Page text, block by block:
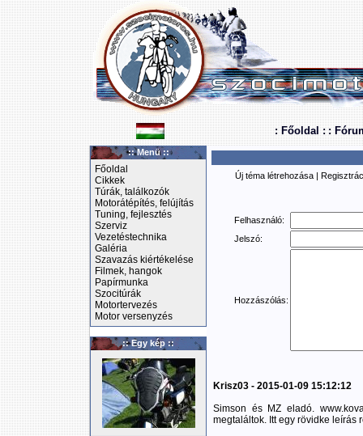
: Főoldal : :
:: Menü ::
Főoldal
Cikkek
Túrák, találkozók
Motorátépítés, felújítás
Tuning, fejlesztés
Szerviz
Vezetéstechnika
Galéria
Szavazás kiértékelése
Filmek, hangok
Papírmunka
Szocitúrák
Motortervezés
Motor versenyzés
:: Egy kép ::
Új téma létrehozása |
Felhasználó:
Jelszó:
Hozzászólás:
Krisz03 - 2015-01-09 15:12:12
Simson és MZ eladó.
megtaláltok. Itt egy rövidke leírás